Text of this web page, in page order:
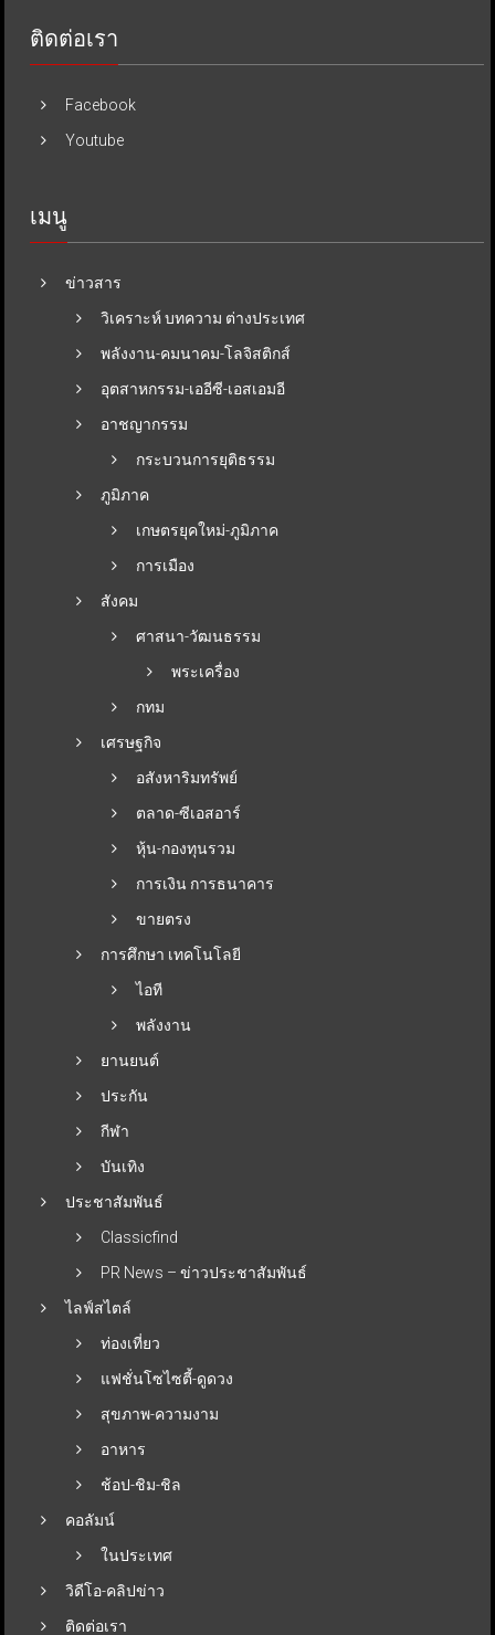
ติดต่อเรา
Facebook
Youtube
เมนู
ข่าวสาร
วิเคราะห์ บทความ ต่างประเทศ
พลังงาน-คมนาคม-โลจิสติกส์
อุตสาหกรรม-เออีซี-เอสเอมอี
อาชญากรรม
กระบวนการยุติธรรม
ภูมิภาค
เกษตรยุคใหม่-ภูมิภาค
การเมือง
สังคม
ศาสนา-วัฒนธรรม
พระเครื่อง
กทม
เศรษฐกิจ
อสังหาริมทรัพย์
ตลาด-ซีเอสอาร์
หุ้น-กองทุนรวม
การเงิน การธนาคาร
ขายตรง
การศึกษา เทคโนโลยี
ไอที
พลังงาน
ยานยนต์
ประกัน
กีฬา
บันเทิง
ประชาสัมพันธ์
Classicfind
PR News – ข่าวประชาสัมพันธ์
ไลฟ์สไตล์
ท่องเที่ยว
แฟชั่นโซไซตี้-ดูดวง
สุขภาพ-ความงาม
อาหาร
ช้อป-ชิม-ชิล
คอลัมน์
ในประเทศ
วิดีโอ-คลิปข่าว
ติดต่อเรา